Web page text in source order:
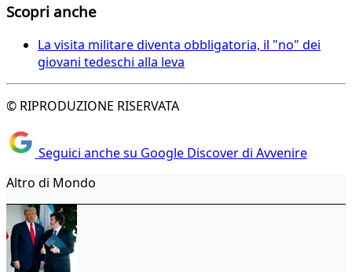
Scopri anche
La visita militare diventa obbligatoria, il "no" dei
giovani tedeschi alla leva
© RIPRODUZIONE RISERVATA
Seguici anche su Google Discover di Avvenire
Altro di Mondo